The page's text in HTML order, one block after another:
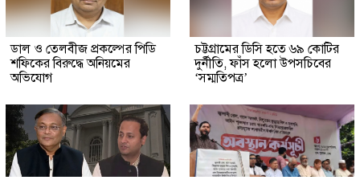
ডাল ও তেলবীজ প্রকল্পের পিডি
শফিকের বিরুদ্ধে অনিয়মের
অভিযোগ
চট্টগ্রামের ডিসি হতে ৬৯ কোটির
দুর্নীতি, ফাঁস হলো উপসচিবের
‘সম্মতিপত্র’